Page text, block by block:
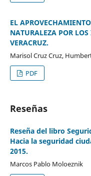
EL
NATURALEZA POR
VERACRUZ.
Marisol Cruz Cruz,
PDF
Reseñas
Reseña del libro
Hacia la seguridad
2015.
Marcos Pablo Moloeznik